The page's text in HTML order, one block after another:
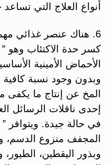
أنواع العلاج التي
6. هناك عنصر غذائي
كسر حدة الاكتئاب وهو ”
الأحماض الأمينية
وبدون وجود نسبة كافية
المخ عن إنتاج ما يكفى
إحدى ناقلات الرسائل
في حالة جيدة. ويتوافر ”
المجفف منزوع الدسم،
وبذور اليقطين، الطيور،